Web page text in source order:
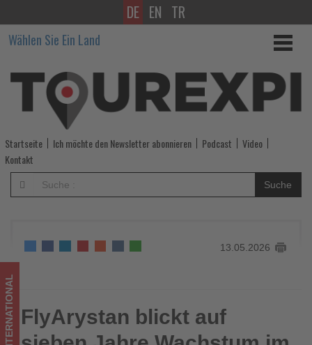
FlyArystan
blickt
auf
sieben
Jahre
Wachstum
im
Cost-
Markt
zurück
-
DE EN TR
Wählen Sie Ein Land
Startseite Ich möchte den Newsletter abonnieren Podcast
Video
Kontakt
Suche
13.05.2026
FlyArystan blickt auf sieben Jahre Wachstum im Low-Cost-
Markt zurück
INTERNATIONAL FlyArystan blickt auf